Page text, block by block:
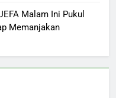
Malam Ini Pukul
Memanjakan